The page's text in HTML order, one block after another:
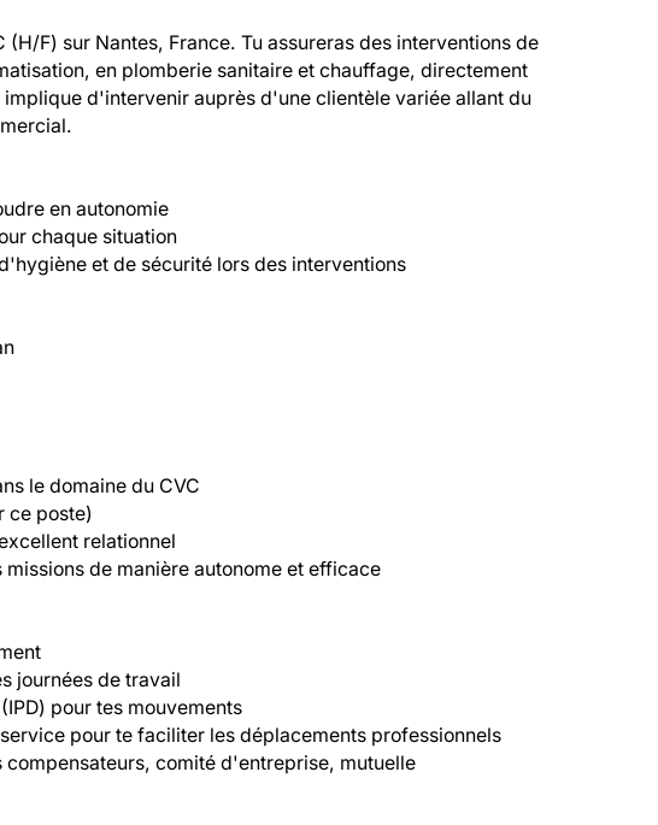
(H/F) sur Nantes, France. Tu assureras des interventions de
en plomberie sanitaire et chauffage, directement
d'intervenir auprès d'une clientèle variée allant du
en autonomie
chaque situation
et de sécurité lors des interventions
le domaine du CVC
ce poste)
relationnel
de manière autonome et efficace
journées de travail
pour tes mouvements
pour te faciliter les déplacements professionnels
comité d'entreprise, mutuelle